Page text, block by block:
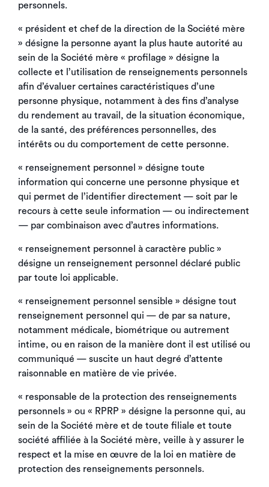
personnels.
« président et chef de la direction de la Société mère
» désigne la personne ayant la plus haute autorité au
sein de la Société mère « profilage » désigne la
collecte et l’utilisation de renseignements personnels
afin d’évaluer certaines caractéristiques d’une
personne physique, notamment à des fins d’analyse
du rendement au travail, de la situation économique,
de la santé, des préférences personnelles, des
intérêts ou du comportement de cette personne.
« renseignement personnel » désigne toute
information qui concerne une personne physique et
qui permet de l’identifier directement — soit par le
recours à cette seule information — ou indirectement
— par combinaison avec d’autres informations.
« renseignement personnel à caractère public »
désigne un renseignement personnel déclaré public
par toute loi applicable.
« renseignement personnel sensible » désigne tout
renseignement personnel qui — de par sa nature,
notamment médicale, biométrique ou autrement
intime, ou en raison de la manière dont il est utilisé ou
communiqué — suscite un haut degré d’attente
raisonnable en matière de vie privée.
« responsable de la protection des renseignements
personnels » ou « RPRP » désigne la personne qui, au
sein de la Société mère et de toute filiale et toute
société affiliée à la Société mère, veille à y assurer le
respect et la mise en œuvre de la loi en matière de
protection des renseignements personnels.